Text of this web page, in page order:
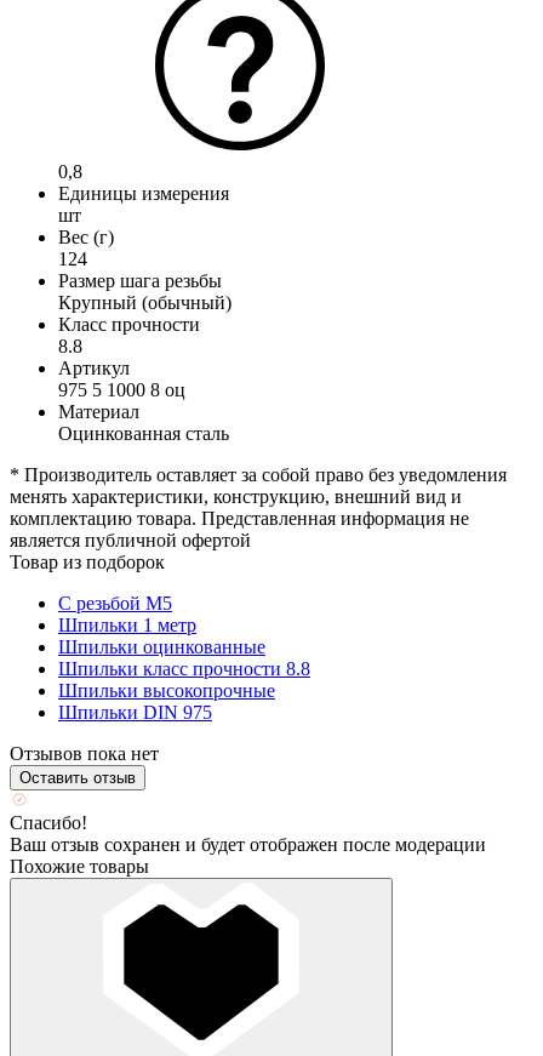
0,8
Единицы измерения
шт
Вес (г)
124
Размер шага резьбы
Крупный (обычный)
Класс прочности
8.8
Артикул
975 5 1000 8 оц
Материал
Оцинкованная сталь
* Производитель оставляет за собой право без уведомления
менять характеристики, конструкцию, внешний вид и
комплектацию товара. Представленная информация не
является публичной офертой
Товар из подборок
С резьбой М5
Шпильки 1 метр
Шпильки оцинкованные
Шпильки класс прочности 8.8
Шпильки высокопрочные
Шпильки DIN 975
Отзывов пока нет
Оставить отзыв
Спасибо!
Ваш отзыв сохранен и будет отображен после модерации
Похожие товары